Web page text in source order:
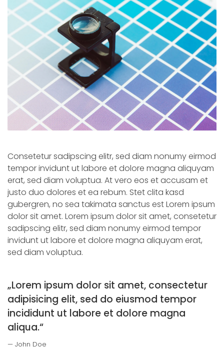
Consetetur sadipscing elitr, sed diam nonumy eirmod
tempor invidunt ut labore et dolore magna aliquyam
erat, sed diam voluptua. At vero eos et accusam et
justo duo dolores et ea rebum. Stet clita kasd
gubergren, no sea takimata sanctus est Lorem ipsum
dolor sit amet. Lorem ipsum dolor sit amet, consetetur
sadipscing elitr, sed diam nonumy eirmod tempor
invidunt ut labore et dolore magna aliquyam erat,
sed diam voluptua.
„Lorem ipsum dolor sit amet, consectetur
adipisicing elit, sed do eiusmod tempor
incididunt ut labore et dolore magna
aliqua.“
John Doe